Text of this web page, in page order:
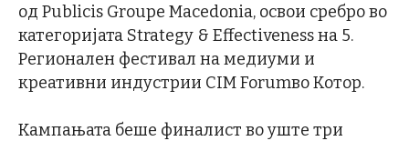
од Publicis Groupe Macedonia, освои сребро во
категоријата Strategy & Effectiveness на 5.
Регионален фестивал на медиуми и
креативни индустрии CIM Forumво Котор.
Кампањата беше финалист во уште три